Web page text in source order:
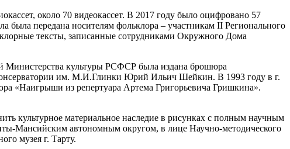
около 70 видеокассет. В 2017 году было оцифровано 57
была передана носителям фольклора – участникам II Регионального
тексты, записанные сотрудниками Окружного Дома
Министерства культуры РСФСР была издана брошюра
им. М.И.Глинки Юрий Ильич Шейкин. В 1993 году в г.
«Наигрыши из репертуара Артема Григорьевича Гришкина».
культурное материальное наследие в рисунках с полным научным
Мансийским автономным округом, в лице Научно-методического
музея г. Тарту.